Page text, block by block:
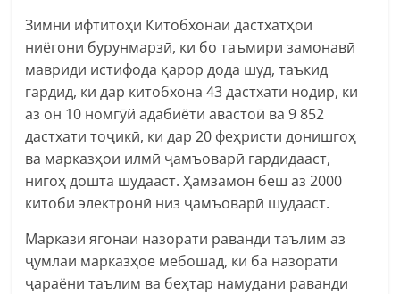
Зимни ифтитоҳи Китобхонаи дастхатҳои
ниёгони бурунмарзӣ, ки бо таъмири замонавӣ
мавриди истифода қарор дода шуд, таъкид
гардид, ки дар китобхона 43 дастхати нодир, ки
аз он 10 номгӯй адабиёти авастоӣ ва 9 852
дастхати тоҷикӣ, ки дар 20 феҳристи донишгоҳ
ва марказҳои илмӣ ҷамъоварӣ гардидааст,
нигоҳ дошта шудааст. Ҳамзамон беш аз 2000
китоби электронӣ низ ҷамъоварӣ шудааст.
Маркази ягонаи назорати раванди таълим аз
ҷумлаи марказҳое мебошад, ки ба назорати
ҷараёни таълим ва беҳтар намудани раванди